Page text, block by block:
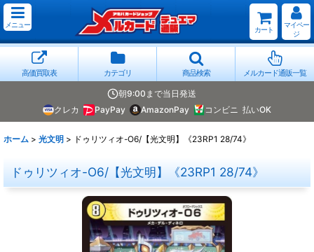
メニュー
カート
マイペー
ジ
高価買取表 カテゴリ 商品検索 メルカード通販一覧
朝9:00まで当日発送
クレカ
PayPay AmazonPay コンビニ 払いOK
ホーム > 光文明 > ドゥリツィオ-O6/【光文明】《23RP1 28/74》
ドゥリツィオ-O6/【光文明】《23RP1 28/74》